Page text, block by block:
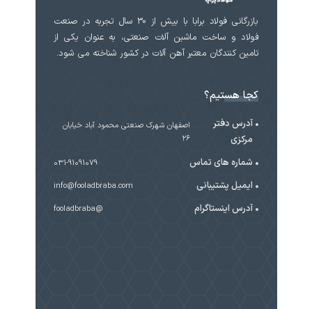
بازرگانی فولاد برابا با بیش از 30 سال تجربه در صنعت
فولاد و ساخت ماشین آلات صنعتی، به عنوان یکی از
تامین کنندگان معتبر آهن آلات در کشور شناخته می شود.
کجا هستیم؟
آدرس دفتر
مرکزی
اصفهان شهرک صنعتی محمود آباد خیابان
۲۶
شماره های تماس 031-91091079
ایمیل پشتیبانی info@fooladbraba.com
آدرس اینستاگرام @fooladbraba